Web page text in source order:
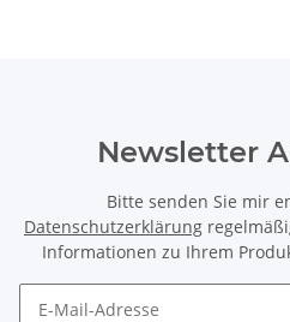
Newsletter
Bitte senden Sie mir
Datenschutzerklärung
Informationen zu Ihrem